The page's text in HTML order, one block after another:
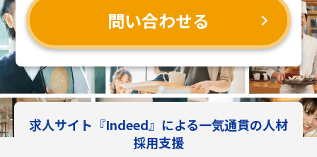
問い合わせる
求人サイト『Indeed』による一気通貫の人材
採用支援